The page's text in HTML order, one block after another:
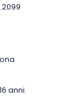
anche una
anni.